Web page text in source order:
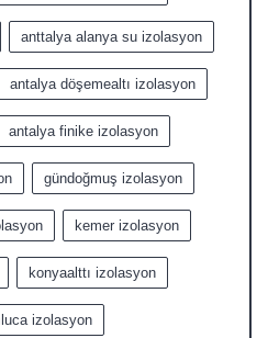
anttalya alanya su izolasyon
antalya döşemealtı izolasyon
antalya finike izolasyon
gündoğmuş izolasyon
kemer izolasyon
konyaalttı izolasyon
izolasyon